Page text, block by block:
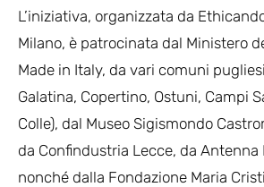
L’iniziativa, organizzata da
Milano, è patrocinata dal Ministero
Made in Italy, da vari comuni
Galatina, Copertino, Ostuni, Campi
Colle), dal Museo Sigismondo
da Confindustria Lecce, da Antenna
nonché dalla Fondazione Maria